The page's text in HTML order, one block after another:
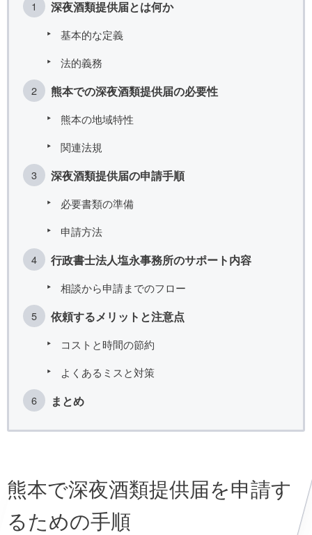
深夜酒類提供届とは何か
基本的な定義
法的義務
熊本での深夜酒類提供届の必要性
熊本の地域特性
関連法規
深夜酒類提供届の申請手順
必要書類の準備
申請方法
行政書士法人塩永事務所のサポート内容
相談から申請までのフロー
依頼するメリットと注意点
コストと時間の節約
よくあるミスと対策
まとめ
熊本で深夜酒類提供届を申請す
るための手順